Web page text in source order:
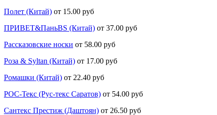
Полет (Китай) от 15.00 руб
ПРИВЕТ&ПаньBS (Китай) от 37.00 руб
Рассказовские носки от 58.00 руб
Роза & Syltan (Китай) от 17.00 руб
Ромашки (Китай) от 22.40 руб
РОС-Текс (Рус-текс Саратов) от 54.00 руб
Сантекс Престиж (Даштоян) от 26.50 руб